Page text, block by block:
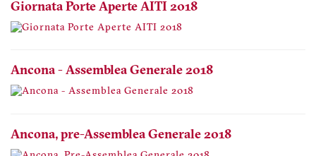
Giornata Porte Aperte AITI 2018
Ancona - Assemblea Generale 2018
Ancona, pre-Assemblea Generale 2018